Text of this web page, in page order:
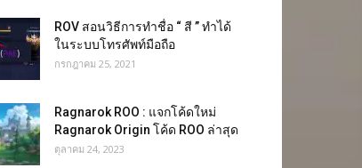
ROV สอนวิธีการทำชื่อ “ สี ” ทำได้
ในระบบโทรศัพท์มือถือ
กรกฎาคม 25, 2021
Ragnarok ROO : แจกโค้ดใหม่
Ragnarok Origin โค้ด ROO ล่าสุด
ตุลาคม 24, 2023